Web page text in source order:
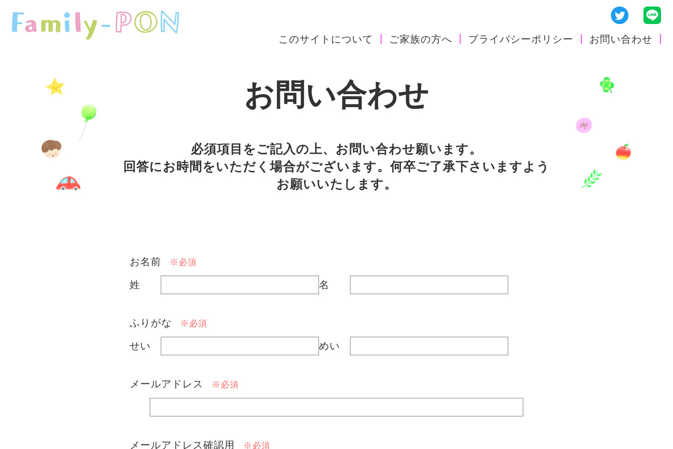
このサイトについて ご家族の方へ プライバシーポリシー お問い合わせ
お問い合わせ
必須項目をご記入の上、 お問い合わせ願います。
回答にお時間をいただく場合がございます。何卒ご了承下さいますよう
お願いいたします。
お名前 ※必須
姓 名
ふりがな ※必須
せい めい
メールアドレス ※必須
メールアドレス確認用 ※必須